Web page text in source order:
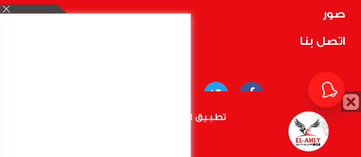
صور
اتصل بنا
COPYRIGHT © 2019 RedMedia | ALL RIGHTS RESERVED
تطبيق الأهلي.كوم متاح الأن